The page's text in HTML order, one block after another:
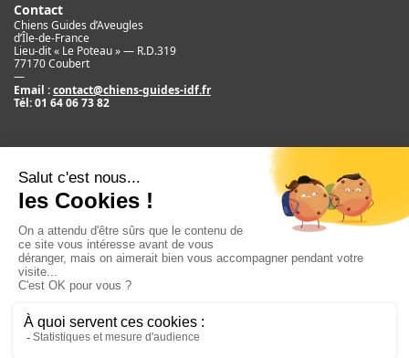
Contact
Chiens Guides d’Aveugles
d’Île-de-France
Lieu-dit « Le Poteau » — R.D.319
77170 Coubert
—
Email :contact@chiens-guides-idf.fr
Tél:01 64 06 73 82
Crédit
©2017 Chiens Guides d’Aveugles d’IDF
Newsletter
E
m
a
Réseaux sociaux